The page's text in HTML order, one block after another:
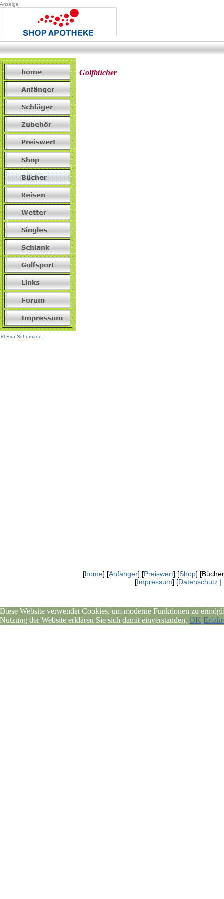
Anzeige
©Eva Schumann
Golfbücher
[home] [Anfänger] [Preiswert] [Shop]
[Impressum] [Datenschutz
Diese Website verwendet Cookies, um moderne Funktionen zu
Nutzung der Website erklären Sie sich damit einverstanden. OK